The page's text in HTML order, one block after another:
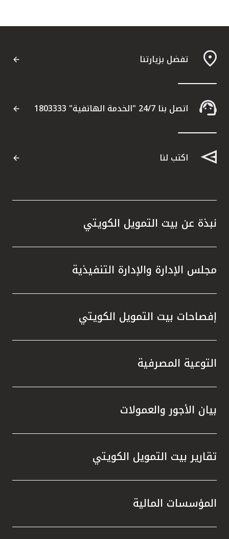
تفضل بزيارتنا
اتصل بنا 24/7 "الخدمة الهاتفية" 1803333
اكتب لنا
نبذة عن بيت التمويل الكويتي
مجلس الإدارة والإدارة التنفيذية
إفصاحات بيت التمويل الكويتي
التوعية المصرفية
بيان الأجور والعمولات
تقارير بيت التمويل الكويتي
المؤسسات المالية